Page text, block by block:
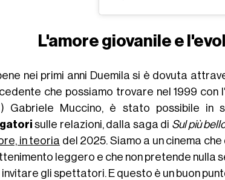
L'amore giovanile e
nei primi anni Duemila si è dovuta
che possiamo trovare nel 1999 con
Gabriele Muccino, è stato possibile in
sulle relazioni, dalla saga di Sul più
in teoria del 2025. Siamo a un cinema che
leggero e che non pretende nulla
invitare gli spettatori. E questo è un buon